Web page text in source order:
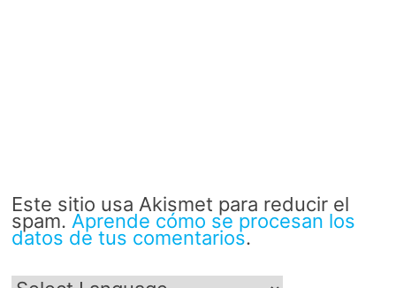
Este sitio usa Akismet para reducir el
spam. Aprende cómo se procesan los
datos de tus comentarios.